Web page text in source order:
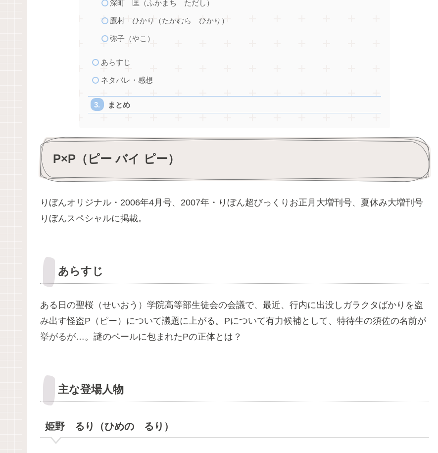
深町 匡（ふかまち ただし）
鷹村 ひかり（たかむら ひかり）
弥子（やこ）
あらすじ
ネタバレ・感想
まとめ
P×P（ピー バイ ピー）
りぼんオリジナル・2006年4月号、2007年・りぼん超びっくりお正月大増刊号、夏休み大増刊号
りぼんスペシャルに掲載。
あらすじ
ある日の聖桜（せいおう）学院高等部生徒会の会議で、最近、行内に出没しガラクタばかりを盗
み出す怪盗P（ピー）について議題に上がる。Pについて有力候補として、特待生の須佐の名前が
挙がるが…。謎のベールに包まれたPの正体とは？
主な登場人物
姫野 るり（ひめの るり）